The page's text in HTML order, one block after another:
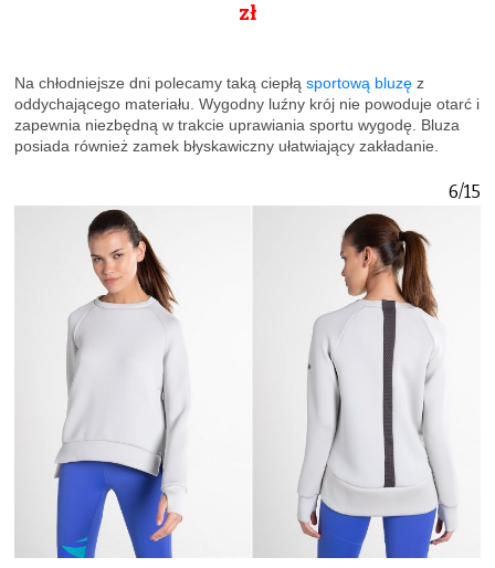
zł
Na chłodniejsze dni polecamy taką ciepłą sportową bluzę z
oddychającego materiału. Wygodny luźny krój nie powoduje otarć i
zapewnia niezbędną w trakcie uprawiania sportu wygodę. Bluza
posiada również zamek błyskawiczny ułatwiający zakładanie.
6/15